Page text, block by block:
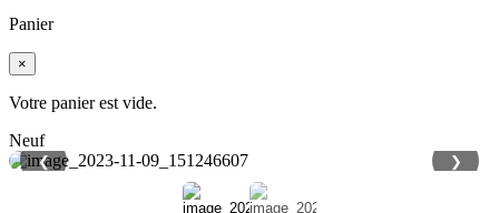
Panier
×
Votre panier est vide.
Neuf
❮ ❯